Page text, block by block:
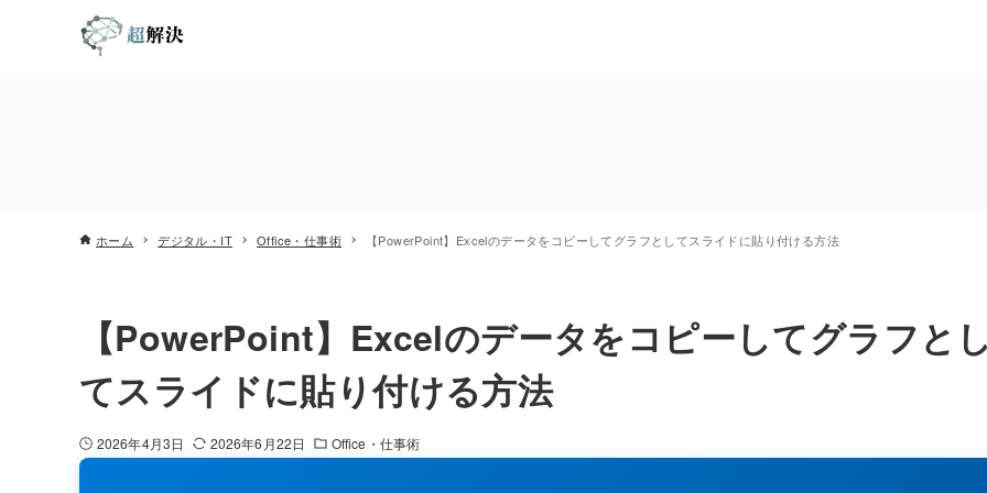
ホーム デジタル・IT Office・仕事術 【PowerPoint】Excelのデータをコピーしてグラフとしてスライドに貼り付ける方法
【PowerPoint】Excelのデータをコピーしてグラフと
てスライドに貼り付ける方法
2026年4月3日 2026年6月22日 Office・仕事術